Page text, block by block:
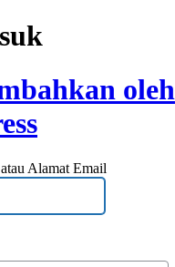
oleh
Alamat Email